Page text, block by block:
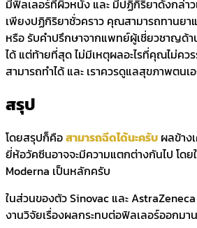
มีฟิลเลอร์ที่ผิวหนัง และ มีปฏิกิริยาดังกล่าว
เพียงปฏิกิริยาชั่วคราว คุณสามารถทานย
หรือ รับคำปรึกษาจากแพทย์ผู้เชี่ยวชาญด้า
ได้ แต่ท้ายที่สุด ไม่มีเหตุผลอะไรที่คุณไม่คว
สามารถทำได้ และ เราควรดูแลสุขภาพตนเ
สรุป
โดยสรุปก็คือสามารถฉีดได้นะครับ ผลข้าง
ยี่ห้อวัคซีนอาจจะมีความแตกต่างกันไป โดย
Moderna เป็นหลักครับ
ในส่วนของตัว Sinovac และ
งานวิจัยเรื่องผลกระทบต่อฟิลเลอร์ออกมา